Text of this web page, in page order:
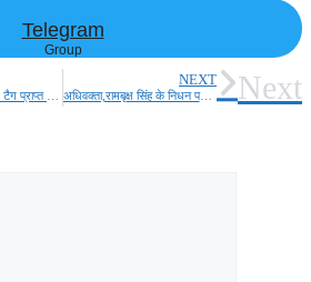
Telegram
Group
NEXT
अधिवक्ता,रामबृक्ष सिंह के निधन पर शोक सभा का आयोजन! Next